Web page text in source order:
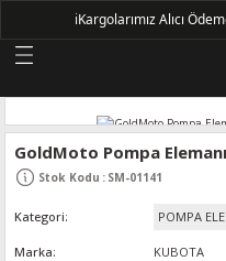
Geri
GoldMoto Pompa
Stok Kodu : SM-01141
Kategori POMPA
Marka
KUBOTA
ℹ️Kargolarımız Alıcı